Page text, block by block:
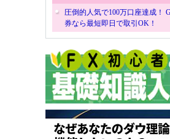
圧倒的人気で100万口座達成！
券なら最短即日で取引OK！